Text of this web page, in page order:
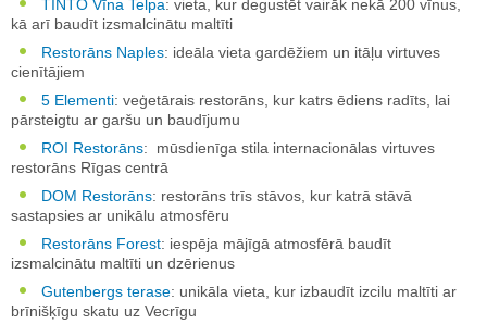
TINTO Vīna Telpa: vieta, kur degustēt vairāk nekā 200 vīnus,
kā arī baudīt izsmalcinātu maltīti
Restorāns Naples: ideāla vieta gardēžiem un itāļu virtuves
cienītājiem
5 Elementi: veģetārais restorāns, kur katrs ēdiens radīts, lai
pārsteigtu ar garšu un baudījumu
ROI Restorāns: mūsdienīga stila internacionālas virtuves
restorāns Rīgas centrā
DOM Restorāns: restorāns trīs stāvos, kur katrā stāvā
sastapsies ar unikālu atmosfēru
Restorāns Forest: iespēja mājīgā atmosfērā baudīt
izsmalcinātu maltīti un dzērienus
Gutenbergs terase: unikāla vieta, kur izbaudīt izcilu maltīti ar
brīnišķīgu skatu uz Vecrīgu